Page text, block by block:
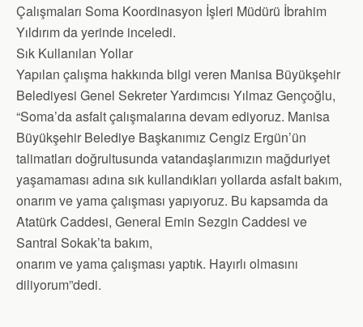
Çalışmaları Soma Koordinasyon İşleri Müdürü İbrahim
Yıldırım da yerinde inceledi.
Sık Kullanılan Yollar
Yapılan çalışma hakkında bilgi veren Manisa Büyükşehir
Belediyesi Genel Sekreter Yardımcısı Yılmaz Gençoğlu,
“Soma’da asfalt çalışmalarına devam ediyoruz. Manisa
Büyükşehir Belediye Başkanımız Cengiz Ergün’ün
talimatları doğrultusunda vatandaşlarımızın mağduriyet
yaşamaması adına sık kullandıkları yollarda asfalt bakım,
onarım ve yama çalışması yapıyoruz. Bu kapsamda da
Atatürk Caddesi, General Emin Sezgin Caddesi ve
Santral Sokak’ta bakım,
onarım ve yama çalışması yaptık. Hayırlı olmasını
diliyorum”dedi.